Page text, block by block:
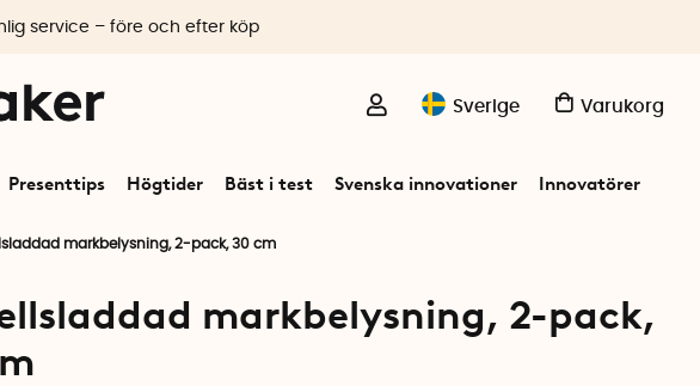
Sverige Varukorg
Presenttips Högtider Bäst i test Svenska innovationer Innovatörer
service – före och efter köp
markbelysning, 2-pack, 30 cm
markbelysning, 2-pack,